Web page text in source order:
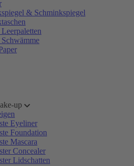
& Schminkspiegel
up
Eyeliner
Foundation
Mascara
Concealer
Lidschatten